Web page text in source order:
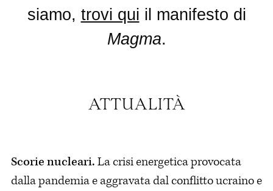
siamo, trovi qui il manifesto di
Magma.
Scorie nucleari.La crisi energetica provocata
dalla pandemia e aggravata dal conflitto ucraino e